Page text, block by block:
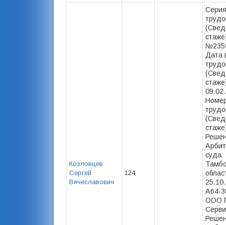
Козловцев
Сергей
Вячеславович
124
Дата
суда
А64-
ООО